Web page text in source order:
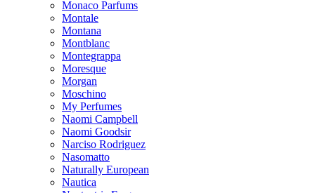
Monaco Parfums
Montale
Montana
Montblanc
Montegrappa
Moresque
Morgan
Moschino
My Perfumes
Naomi Campbell
Naomi Goodsir
Narciso Rodriguez
Nasomatto
Naturally European
Nautica